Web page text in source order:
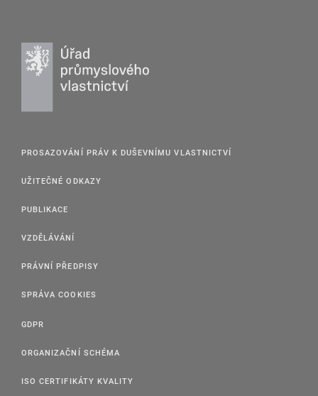
PROSAZOVÁNÍ PRÁV K DUŠEVNÍMU VLASTNICTVÍ
UŽITEČNÉ ODKAZY
PUBLIKACE
VZDĚLÁVÁNÍ
PRÁVNÍ PŘEDPISY
SPRÁVA COOKIES
GDPR
ORGANIZAČNÍ SCHÉMA
ISO CERTIFIKÁTY KVALITY